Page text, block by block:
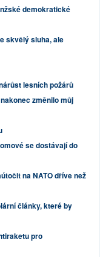
demokratické
skvělý sluha, ale
lesních požárů
změnilo můj
se dostávají do
na NATO dříve než
články, které by
pro